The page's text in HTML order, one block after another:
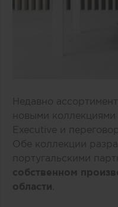
Недавно ассортимент
новыми
Executive и
Обе коллекции
португальскими
собственном
области